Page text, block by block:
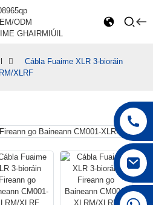
ODM
GHAIRMIÚIL
+86 15168592711
Cábla Fuaime XLR 3-bioráin
XLRF